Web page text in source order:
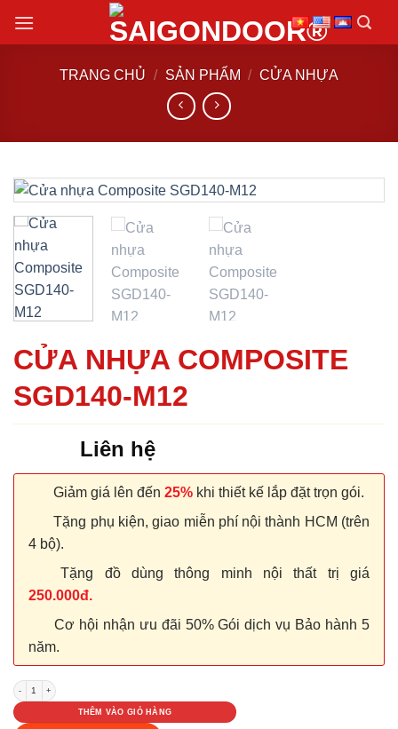
đến
TRANG CHỦ / SẢN PHẨM / CỬA NHỰA
CỬA NHỰA COMPOSITE
SGD140-M12
Liên hệ
Giảm giá lên đến 25% khi thiết kế lắp đặt trọn gói.
Tặng phụ kiện, giao miễn phí nội thành HCM (trên
4 bộ).
Tặng đồ dùng thông minh nội thất trị giá
250.000đ.
Cơ hội nhận ưu đãi 50% Gói dịch vụ Bảo hành 5
năm.
CỬA NHỰA COMPOSITE SGD140-M12 số lượng
THÊM VÀO GIỎ HÀNG